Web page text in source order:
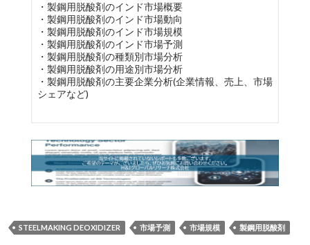
・製鋼用脱酸剤のインド市場概要
・製鋼用脱酸剤のインド市場動向
・製鋼用脱酸剤のインド市場規模
・製鋼用脱酸剤のインド市場予測
・製鋼用脱酸剤の種類別市場分析
・製鋼用脱酸剤の用途別市場分析
・製鋼用脱酸剤の主要企業分析(企業情報、売上、市場
シェアなど)
STEELMAKING DEOXIDIZER 市場予測 市場規模 製鋼用脱酸剤